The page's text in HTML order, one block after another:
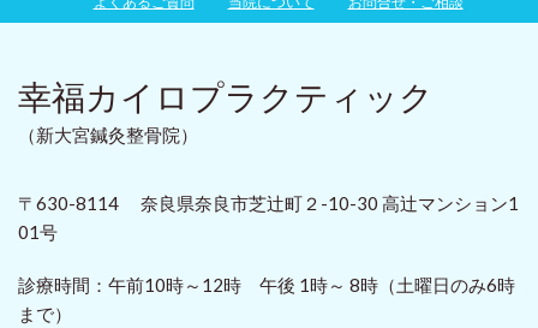
幸福カイロプラクティック
（新大宮鍼灸整骨院）
〒630-8114 奈良県奈良市芝辻町２-10-30 高辻マンション1
01号
診療時間： 午前10時～12時 午後 1時～ 8時（土曜日のみ6時
まで）